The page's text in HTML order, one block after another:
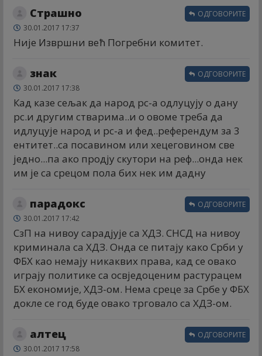
Страшно
30.01.2017 17:37
Није Извршни већ Погребни комитет.
ОДГОВОРИТЕ
знак
30.01.2017 17:38
Кад казе сељак да народ рс-а одлуцују о дану
рс.и другим стварима..и о овоме треба да
идлуцује народ и рс-а и фед..референдум за 3
ентитет..са посавином или хецеговином све
једно...па ако продју скутори на реф...онда нек
им је са срецом пола бих нек им дадну
ОДГОВОРИТЕ
парадокс
30.01.2017 17:42
СзП на нивоу сарадјује са ХДЗ. СНСД на нивоу
криминала са ХДЗ. Онда се питају како Срби у
ФБХ као немају никаквих права, кад се овако
играју политике са освједоценим растурацем
БХ економије, ХДЗ-ом. Нема среце за Србе у ФБХ
докле се год буде овако трговало са ХДЗ-ом.
ОДГОВОРИТЕ
алтец
30.01.2017 17:58
ОДГОВОРИТЕ